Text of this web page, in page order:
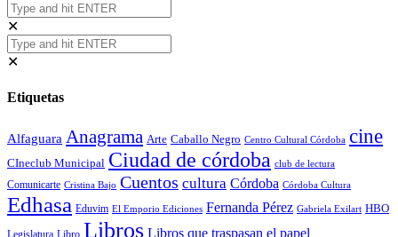
✕
✕
Etiquetas
Alfaguara Anagrama Arte Caballo Negro Centro Cultural Córdoba cine
CIneclub Municipal Ciudad de córdoba club de lectura
Comunicarte Cristina Bajo Cuentos cultura Córdoba Córdoba Cultura
Edhasa Eduvim El Emporio Ediciones Fernanda Pérez Gabriela Exilart HBO
Legislatura Libro Libros Libros que traspasan el papel